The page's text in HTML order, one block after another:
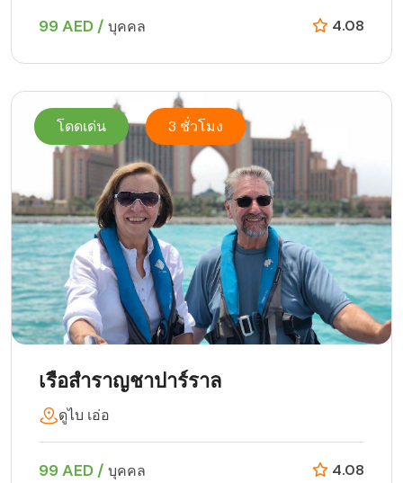
99 AED / บุคคล 4.08
โดดเด่น 3 ชั่วโมง
เรือสำราญชาปาร์ราล
ดูไบ เอ่อ
99 AED / บุคคล 4.08